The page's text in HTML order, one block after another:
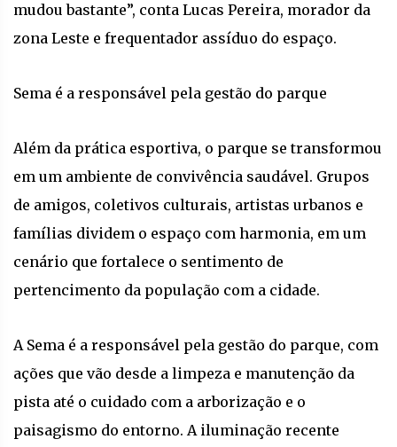
mudou bastante”, conta Lucas Pereira, morador da
zona Leste e frequentador assíduo do espaço.
Sema é a responsável pela gestão do parque
Além da prática esportiva, o parque se transformou
em um ambiente de convivência saudável. Grupos
de amigos, coletivos culturais, artistas urbanos e
famílias dividem o espaço com harmonia, em um
cenário que fortalece o sentimento de
pertencimento da população com a cidade.
A Sema é a responsável pela gestão do parque, com
ações que vão desde a limpeza e manutenção da
pista até o cuidado com a arborização e o
paisagismo do entorno. A iluminação recente